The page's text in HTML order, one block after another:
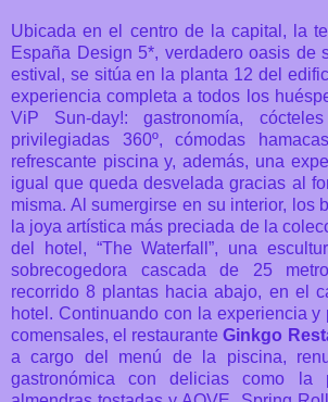
Ubicada en el centro de la capital, la
España Design 5*, verdadero oasis de
estival, se sitúa en la planta 12 del
experiencia completa a todos los
ViP Sun-day!: gastronomía,
privilegiadas 360º, cómodas
refrescante piscina y, además, una
igual que queda desvelada gracias al
misma. Al sumergirse en su interior, los
la joya artística más preciada de la
del hotel, “The Waterfall”, una
sobrecogedora cascada de 25
recorrido 8 plantas hacia abajo, en el
hotel. Continuando con la experiencia y
comensales, el restauranteGinkgo
a cargo del menú de la piscina,
gastronómica con delicias como la